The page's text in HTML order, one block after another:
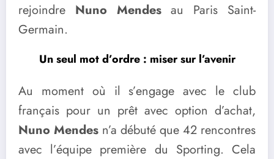
rejoindre Nuno Mendesau Paris Saint-
Germain.
Un seul mot d’ordre : miser sur l’avenir
Au moment où il s’engage avec le club
français pour un prêt avec option d’achat,
Nuno Mendes n’a débuté que 42 rencontres
avec l’équipe première du Sporting. Cela